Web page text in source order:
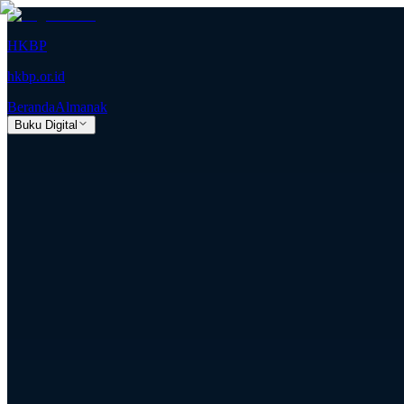
HKBP
hkbp.or.id
BerandaAlmanak
Buku Digital